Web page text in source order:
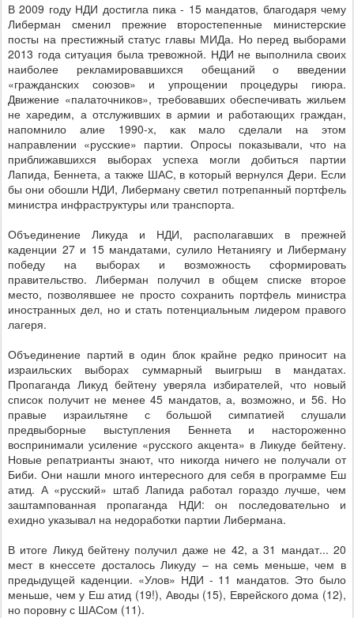
В 2009 году НДИ достигла пика - 15 мандатов, благодаря чему
Либерман сменил прежние второстепенные министерские
посты на престижный статус главы МИДа. Но перед выборами
2013 года ситуация была тревожной. НДИ не выполнила своих
наиболее рекламировавшихся обещаний о введении
«гражданских союзов» и упрощении процедуры гиюра.
Движение «палаточников», требовавших обеспечивать жильем
не харедим, а отслуживших в армии и работающих граждан,
напомнило алие 1990-х, как мало сделали на этом
направлении «русские» партии. Опросы показывали, что на
приближавшихся выборах успеха могли добиться партии
Лапида, Беннета, а также ШАС, в который вернулся Дери. Если
бы они обошли НДИ, Либерману светил потрепанный портфель
министра инфраструктуры или транспорта.
Объединение Ликуда и НДИ, располагавших в прежней
каденции 27 и 15 мандатами, сулило Нетаниягу и Либерману
победу на выборах и возможность сформировать
правительство. Либерман получил в общем списке второе
место, позволявшее не просто сохранить портфель министра
иностранных дел, но и стать потенциальным лидером правого
лагеря.
Объединение партий в один блок крайне редко приносит на
израильских выборах суммарный выигрыш в мандатах.
Пропаганда Ликуд бейтену уверяла избирателей, что новый
список получит не менее 45 мандатов, а, возможно, и 56. Но
правые израильтяне с большой симпатией слушали
предвыборные выступления Беннета и настороженно
воспринимали усиление «русского акцента» в Ликуде бейтену.
Новые репатрианты знают, что никогда ничего не получали от
Биби. Они нашли много интересного для себя в программе Еш
атид. А «русский» штаб Лапида работал гораздо лучше, чем
заштампованная пропаганда НДИ: он последовательно и
ехидно указывал на недоработки партии Либермана.
В итоге Ликуд бейтену получил даже не 42, а 31 мандат... 20
мест в кнессете досталось Ликуду – на семь меньше, чем в
предыдущей каденции. «Улов» НДИ - 11 мандатов. Это было
меньше, чем у Еш атид (19!), Аводы (15), Еврейского дома (12),
но поровну с ШАСом (11).